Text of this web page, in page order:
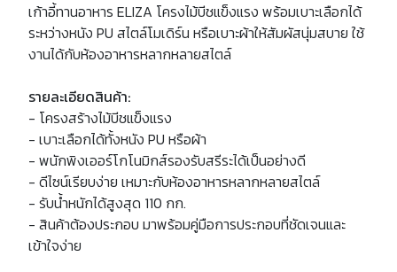
เก้าอี้ทานอาหาร ELIZA โครงไม้บีชแข็งแรง พร้อมเบาะเลือกได้
ระหว่างหนัง PU สไตล์โมเดิร์น หรือเบาะผ้าให้สัมผัสนุ่มสบาย ใช้
งานได้กับห้องอาหารหลากหลายสไตล์
รายละเอียดสินค้า:
- โครงสร้างไม้บีชแข็งแรง
- เบาะเลือกได้ทั้งหนัง PU หรือผ้า
- พนักพิงเออร์โกโนมิกส์รองรับสรีระได้เป็นอย่างดี
- ดีไซน์เรียบง่าย เหมาะกับห้องอาหารหลากหลายสไตล์
- รับน้ำหนักได้สูงสุด 110 กก.
- สินค้าต้องประกอบ มาพร้อมคู่มือการประกอบที่ชัดเจนและ
เข้าใจง่าย